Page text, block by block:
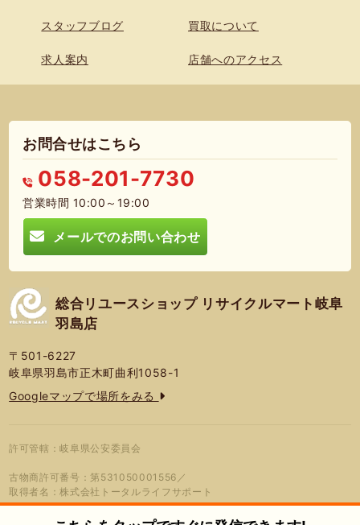
スタッフブログ 買取について
求人案内 店舗へのアクセス
お問合せはこちら
058-201-7730
営業時間 10:00～19:00
メールでのお問い合わせ
総合リユースショップ リサイクルマート岐阜
羽島店
〒501-6227
岐阜県羽島市正木町曲利1058-1
Googleマップで場所をみる
許可管轄：岐阜県公安委員会
古物商許可番号：第531050001556／
取得者名：株式会社トータルライフサポート